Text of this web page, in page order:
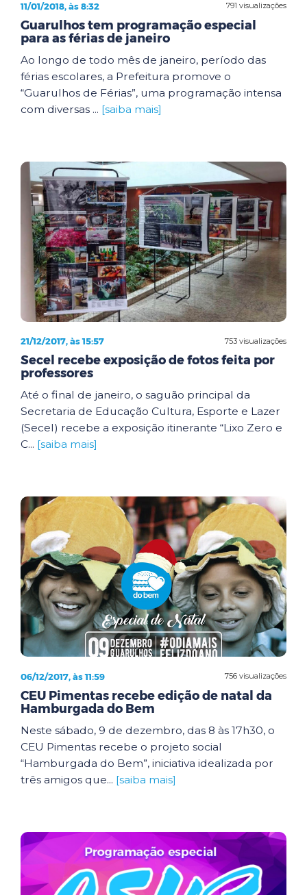
791 visualizações
11/01/2018, às 8:32
Guarulhos tem programação especial
para as férias de janeiro
Ao longo de todo mês de janeiro, período das
férias escolares, a Prefeitura promove o
“Guarulhos de Férias”, uma programação intensa
com diversas ... [saiba mais]
753 visualizações
21/12/2017, às 15:57
Secel recebe exposição de fotos feita por
professores
Até o final de janeiro, o saguão principal da
Secretaria de Educação Cultura, Esporte e Lazer
(Secel) recebe a exposição itinerante “Lixo Zero e
C... [saiba mais]
756 visualizações
06/12/2017, às 11:59
CEU Pimentas recebe edição de natal da
Hamburgada do Bem
Neste sábado, 9 de dezembro, das 8 às 17h30, o
CEU Pimentas recebe o projeto social
“Hamburgada do Bem”, iniciativa idealizada por
três amigos que... [saiba mais]